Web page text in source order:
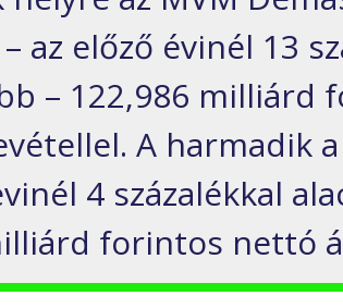
az előző évinél 13
– 122,986 milliárd
A harmadik
4 százalékkal
forintos nettó